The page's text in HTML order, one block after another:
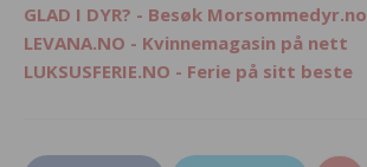
GLAD I DYR? - Besøk Morsommedyr.no
LEVANA.NO - Kvinnemagasin på nett
LUKSUSFERIE.NO - Ferie på sitt beste